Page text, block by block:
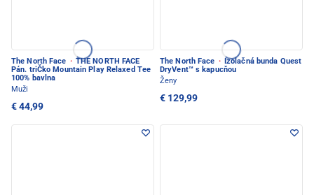
The North Face · THE NORTH FACE
Pán. triČko Mountain Play Relaxed Tee
100% bavlna
Muži
€ 44,99
The North Face · Izolačná bunda Quest
DryVent™ s kapucňou
Ženy
€ 129,99